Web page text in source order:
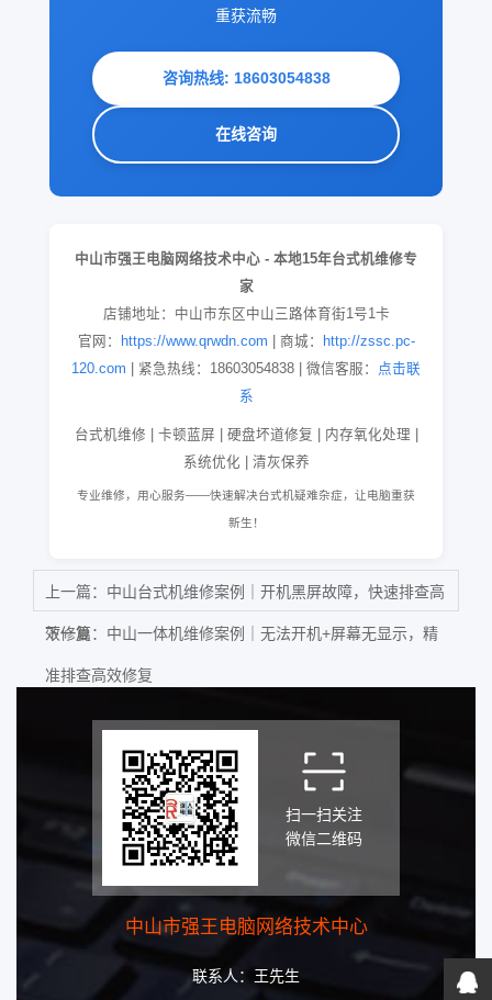
重获流畅
咨询热线: 18603054838
在线咨询
中山市强王电脑网络技术中心 - 本地15年台式机维修专
家
店铺地址：中山市东区中山三路体育街1号1卡
官网：
https://www.qrwdn.com | 商城：
http://zssc.pc-
120.com | 紧急热线：18603054838 | 微信客服：
点击联
系
台式机维修 | 卡顿蓝屏 | 硬盘坏道修复 | 内存氧化处理 |
系统优化 | 清灰保养
专业维修，用心服务——快速解决台式机疑难杂症，让电脑重获
新生！
上一篇： 中山台式机维修案例｜开机黑屏故障，快速排查高
效修复
下一篇： 中山一体机维修案例｜无法开机+屏幕无显示，精
准排查高效修复
扫一扫关注
微信二维码
中山市强王电脑网络技术中心
联系人：王先生